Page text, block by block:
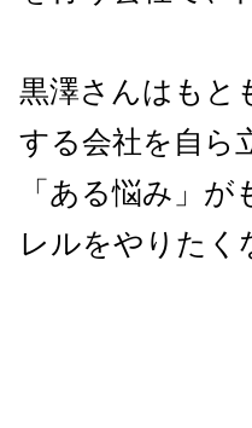
黒澤さんはもと
する会社を自ら
「ある悩み」
レルをやりたく